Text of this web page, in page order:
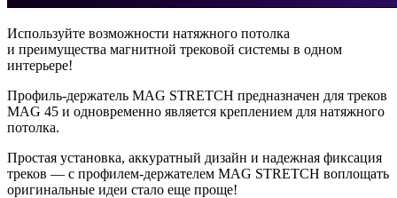
Используйте возможности натяжного потолка
и преимущества магнитной трековой системы в одном
интерьере!
Профиль-держатель MAG STRETCH предназначен для треков
MAG 45 и одновременно является креплением для натяжного
потолка.
Простая установка, аккуратный дизайн и надежная фиксация
треков — с профилем-держателем MAG STRETCH воплощать
оригинальные идеи стало еще проще!